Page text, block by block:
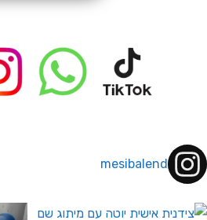
mesibalend
לחברי מועדון ומצטרפים חדשים🤍